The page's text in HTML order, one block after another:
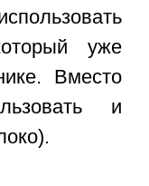
уже
Вместо
и